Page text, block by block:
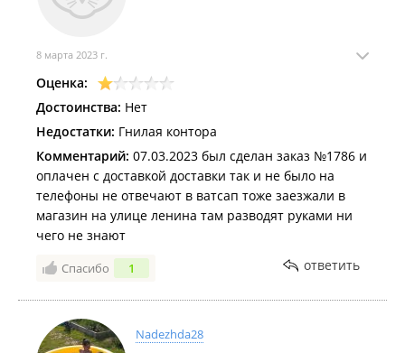
8 марта 2023 г.
Оценка:
Достоинства: Нет
Недостатки: Гнилая контора
Комментарий: 07.03.2023 был сделан заказ №1786 и
оплачен с доставкой доставки так и не было на
телефоны не отвечают в ватсап тоже заезжали в
магазин на улице ленина там разводят руками ни
чего не знают
Спасибо 1 ответить
Nadezhda28